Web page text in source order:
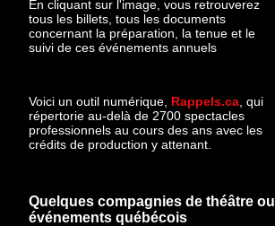
En cliquant sur l'image, vous retrouverez
tous les billets, tous les documents
concernant la préparation, la tenue et le
suivi de ces événements annuels
Voici un outil numérique, Rappels.ca , qui
répertorie au-delà de 2700 spectacles
professionnels au cours des ans avec les
crédits de production y attenant.
Quelques compagnies de théâtre ou
événements québécois